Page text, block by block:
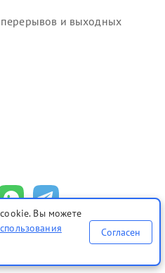
и выходных
Вы можете
Согласен